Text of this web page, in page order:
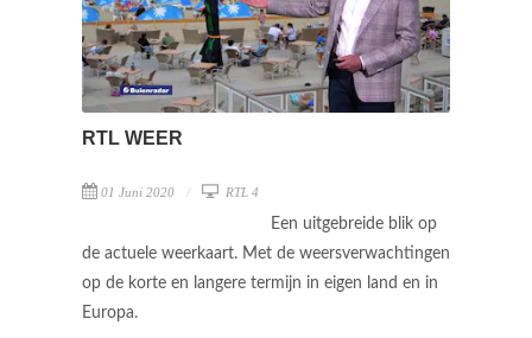
RTL WEER
01 Juni 2020 RTL 4
Een uitgebreide blik op
de actuele weerkaart. Met de weersverwachtingen
op de korte en langere termijn in eigen land en in
Europa.